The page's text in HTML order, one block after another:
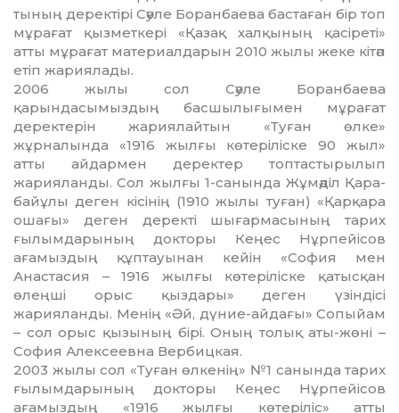
тының деректірі Сәуле Боранбаева бастаған бір топ
мұрағат қызметкері «Қазақ халқының қасіреті»
атты мұрағат материалдарын 2010 жылы жеке кітәп
етіп жариялады.
2006 жылы сол Сәуле Боранбаева
қарындасымыздың бас­шы­лығымен мұрағат
деректерін жария­лайтын «Туған өлке»
жұрналында «1916 жылғы көтеріліске 90 жыл»
атты айдармен деректер топ­тастырылып
жарияланды. Сол жылғы 1-санында Жұмәділ Қара­
бай­ұлы деген кісінің (1910 жылы туған) «Қарқара
ошағы» деген де­ректі шығармасының тарих
ғылым­дарының докторы Кеңес Нұрпейісов
ағамыз­дың құптауынан кейін «София мен
Анастасия – 1916 жылғы көтеріліске қатысқан
өлеңші орыс қыздары» деген үзіндісі
жарияланды. Менің «Әй, дүние-айдағы» Сопыйам
– сол орыс қызының бірі. Оның толық аты-жөні –
София Алексеевна Вербицкая.
2003 жылы сол «Туған өл­ке­­нің» №1 санында тарих
ғы­лым­­дарының докторы Кеңес Нұр­пе­йісов
ағамыздың «1916 жылғы көтеріліс» атты